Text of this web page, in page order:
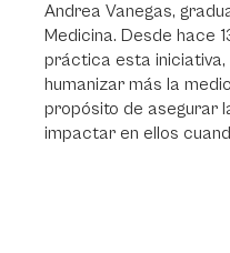
Andrea Vanegas,
Medicina. Desde hace
práctica esta iniciativa,
humanizar más la
propósito de asegurar
impactar en ellos